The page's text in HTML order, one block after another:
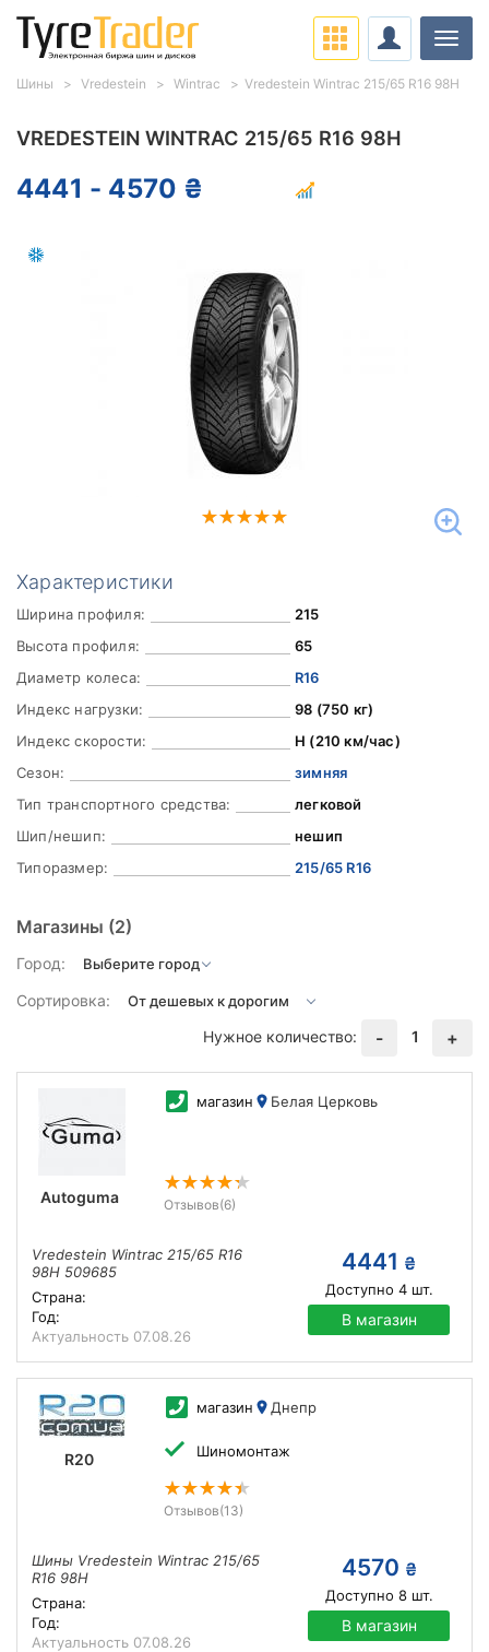
VREDESTEIN WINTRAC 215/65 R16 98H
4441 - 4570 ₴
Характеристики
Ширина профиля:
215
Высота профиля:
65
Диаметр колеса:
R16
Индекс нагрузки:
98 (750 кг)
Индекс скорости:
H (210 км/час)
Сезон:
зимняя
Тип транспортного средства:
легковой
Шип/нешип:
нешип
Типоразмер:
215/65 R16
Магазины (2)
Город:
Сортировка:
Нужное количество:
- 1 +
Autoguma
магазин Белая Церковь
Отзывов(6)
Vredestein Wintrac 215/65 R16
98H 509685
Страна:
Год:
Актуальность 07.08.26
4441 ₴
Доступно 4шт.
В магазин
R20
магазин Днепр
Шиномонтаж
Отзывов(13)
Шины Vredestein Wintrac 215/65
R16 98H
Страна:
Год:
Актуальность 07.08.26
4570 ₴
Доступно 8шт.
В магазин
Шины Vredestein Wintrac Vredestein Wintrac 215/65 R16 98H